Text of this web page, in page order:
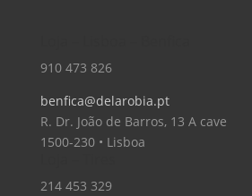
910 473 826
benfica@delarobia.pt
R. Dr. João de Barros, 13 A cave
1500-230 • Lisboa
214 453 329